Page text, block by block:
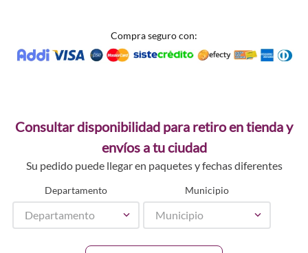
Compra seguro con:
Consultar disponibilidad para retiro en tienda y
envíos a tu ciudad
Su pedido puede llegar en paquetes y fechas diferentes
Departamento
Departamento
Municipio
Municipio